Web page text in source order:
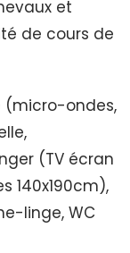
et
de cours de
(micro-ondes,
(TV écran
140x190cm),
linge, WC